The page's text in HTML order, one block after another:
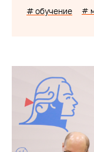
# обучение #